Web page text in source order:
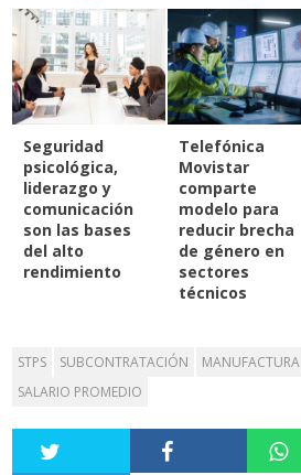
Seguridad
psicológica,
liderazgo y
comunicación
son las bases
del alto
rendimiento
Telefónica
Movistar
comparte
modelo para
reducir brecha
de género en
sectores
técnicos
STPS SUBCONTRATACIÓN MANUFACTURA
SALARIO PROMEDIO